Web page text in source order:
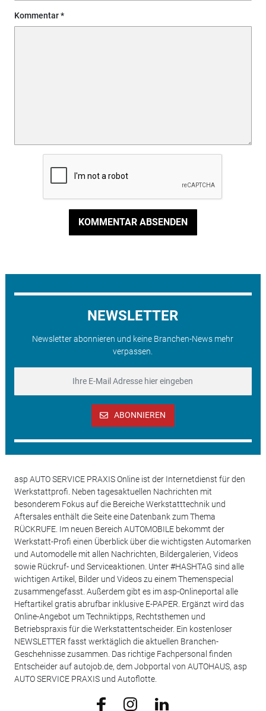
Kommentar
KOMMENTAR ABSENDEN
NEWSLETTER
Newsletter abonnieren und keine Branchen-News mehr
verpassen.
ABONNIEREN
asp AUTO SERVICE PRAXIS Online ist der Internetdienst für den
Werkstattprofi. Neben tagesaktuellen Nachrichten mit
besonderem Fokus auf die Bereiche Werkstatttechnik und
Aftersales enthält die Seite eine Datenbank zum Thema
RÜCKRUFE. Im neuen Bereich AUTOMOBILE bekommt der
Werkstatt-Profi einen Überblick über die wichtigsten Automarken
und Automodelle mit allen Nachrichten, Bildergalerien, Videos
sowie Rückruf- und Serviceaktionen. Unter #HASHTAG sind alle
wichtigen Artikel, Bilder und Videos zu einem Themenspecial
zusammengefasst. Außerdem gibt es im asp-Onlineportal alle
Heftartikel gratis abrufbar inklusive E-PAPER. Ergänzt wird das
Online-Angebot um Techniktipps, Rechtsthemen und
Betriebspraxis für die Werkstattentscheider. Ein kostenloser
NEWSLETTER fasst werktäglich die aktuellen Branchen-
Geschehnisse zusammen. Das richtige Fachpersonal finden
Entscheider auf autojob.de, dem Jobportal von AUTOHAUS, asp
AUTO SERVICE PRAXIS und Autoflotte.